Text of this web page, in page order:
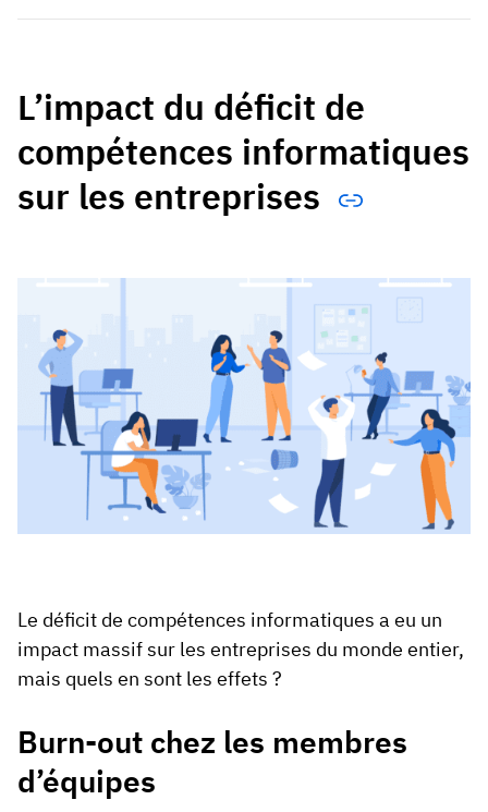
L’impact du déficit de
compétences informatiques
sur les entreprises
Le déficit de compétences informatiques a eu un
impact massif sur les entreprises du monde entier,
mais quels en sont les effets ?
Burn-out chez les membres
d’équipes